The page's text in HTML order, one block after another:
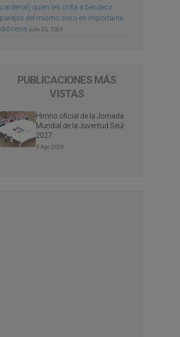
cardenal) quien les orilla a bendecir
parejas del mismo sexo en importante
diócesis julio 25, 2026
PUBLICACIONES MÁS
VISTAS
Himno oficial de la Jornada
Mundial de la Juventud Seúl
2027
3 Ago 2026